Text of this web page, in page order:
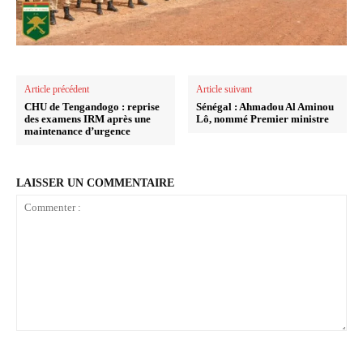
Article précédent
CHU de Tengandogo : reprise
des examens IRM après une
maintenance d’urgence
Article suivant
Sénégal : Ahmadou Al Aminou
Lô, nommé Premier ministre
LAISSER UN COMMENTAIRE